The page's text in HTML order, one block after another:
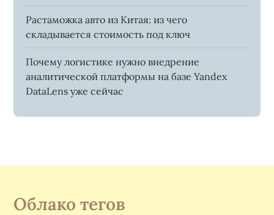
Растаможка авто из Китая: из чего
складывается стоимость под ключ
Почему логистике нужно внедрение
аналитической платформы на базе Yandex
DataLens уже сейчас
Облако тегов